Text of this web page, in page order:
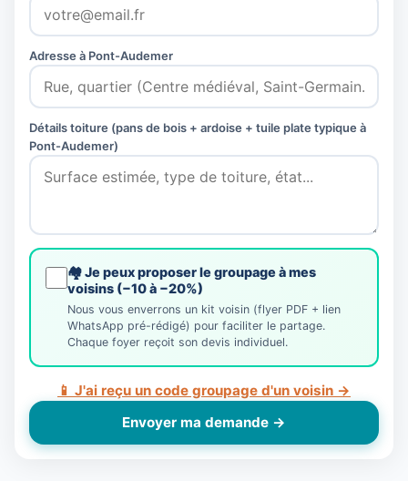
Adresse à Pont-Audemer
Détails toiture (pans de bois + ardoise + tuile plate typique à
Pont-Audemer)
🏘️ Je peux proposer le groupage à mes
voisins (−10 à −20%)
Nous vous enverrons un kit voisin (flyer PDF + lien
WhatsApp pré-rédigé) pour faciliter le partage.
Chaque foyer reçoit son devis individuel.
📱 J'ai reçu un code groupage d'un voisin →
Envoyer ma demande →